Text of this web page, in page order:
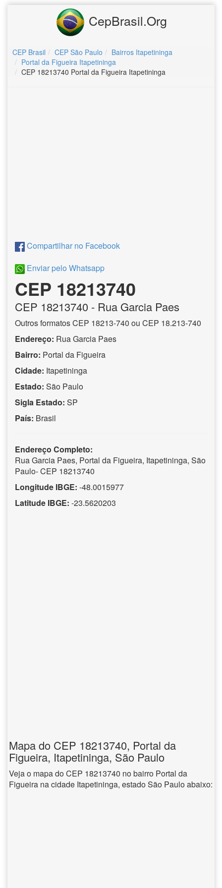
CepBrasil.Org
CEP Brasil CEP São Paulo
Bairros Itapetininga
Portal da Figueira Itapetininga
CEP 18213740 Portal da Figueira Itapetininga
Compartilhar no Facebook
Enviar pelo Whatsapp
CEP 18213740
CEP 18213740 - Rua Garcia Paes
Outros formatos CEP 18213-740 ou CEP 18.213-740
Endereço: Rua Garcia Paes
Bairro: Portal da Figueira
Cidade: Itapetininga
Estado: São Paulo
Sigla Estado: SP
País: Brasil
Endereço Completo:
Rua Garcia Paes, Portal da Figueira, Itapetininga, São
Paulo- CEP 18213740
Longitude IBGE: -48.0015977
Latitude IBGE: -23.5620203
Mapa do CEP 18213740, Portal da
Figueira, Itapetininga, São Paulo
Veja o mapa do CEP 18213740 no bairro Portal da
Figueira na cidade Itapetininga, estado São Paulo abaixo: